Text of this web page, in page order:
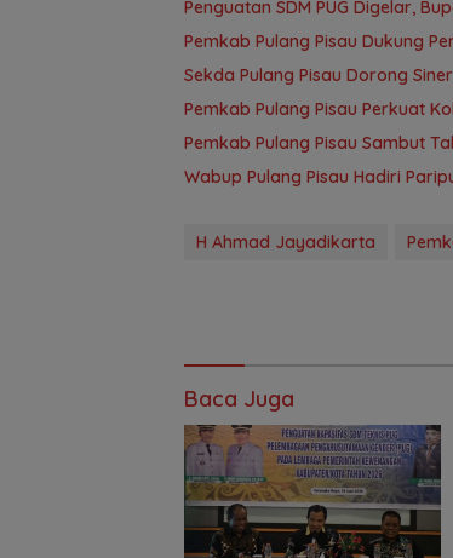
Penguatan SDM PUG Digelar,
Pemkab Pulang Pisau Dukung
Sekda Pulang Pisau Dorong
Pemkab Pulang Pisau Perkuat
Pemkab Pulang Pisau Sambut
Wabup Pulang Pisau Hadiri
H Ahmad Jayadikarta
Baca Juga